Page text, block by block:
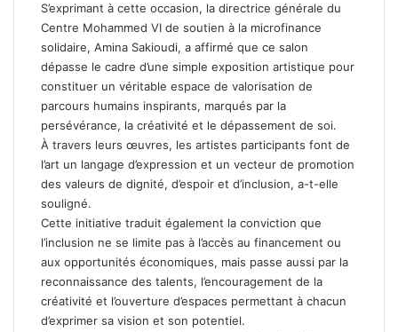
S’exprimant à cette occasion, la directrice générale du
Centre Mohammed VI de soutien à la microfinance
solidaire, Amina Sakioudi, a affirmé que ce salon
dépasse le cadre d’une simple exposition artistique pour
constituer un véritable espace de valorisation de
parcours humains inspirants, marqués par la
persévérance, la créativité et le dépassement de soi.
À travers leurs œuvres, les artistes participants font de
l’art un langage d’expression et un vecteur de promotion
des valeurs de dignité, d’espoir et d’inclusion, a-t-elle
souligné.
Cette initiative traduit également la conviction que
l’inclusion ne se limite pas à l’accès au financement ou
aux opportunités économiques, mais passe aussi par la
reconnaissance des talents, l’encouragement de la
créativité et l’ouverture d’espaces permettant à chacun
d’exprimer sa vision et son potentiel.